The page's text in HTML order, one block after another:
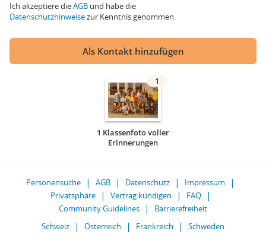
Ich akzeptiere dieAGB und habe die
Datenschutzhinweisezur Kenntnis genommen.
Als Kontakt hinzufügen
1
1 Klassenfoto voller
Erinnerungen
Personensuche AGB Datenschutz
Impressum
Privatsphäre
Vertrag kündigen
FAQ
Community Guidelines
Barrierefreiheit
Schweiz
Österreich Frankreich Schweden